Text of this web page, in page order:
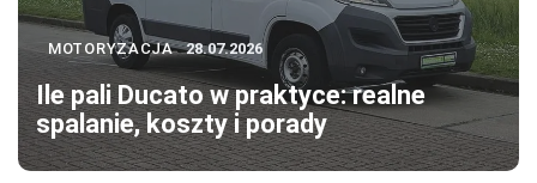
MOTORYZACJA 28.07.2026
Ile pali Ducato w praktyce: realne
spalanie, koszty i porady